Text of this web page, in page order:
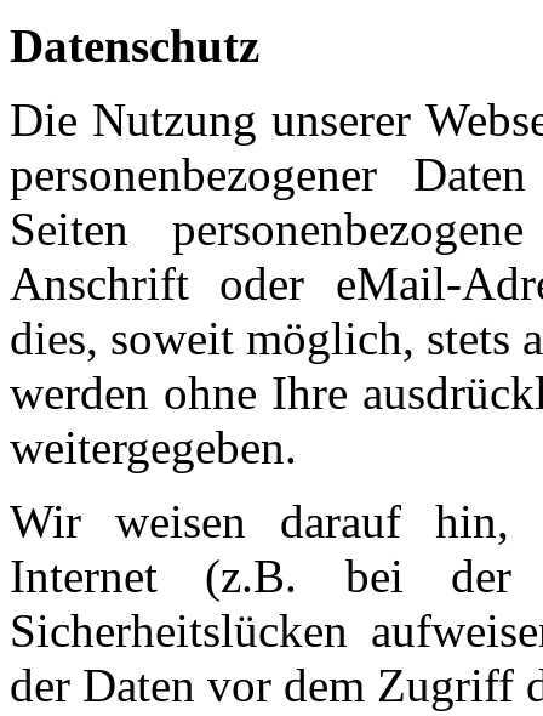
Datenschutz
Die Nutzung unserer
personenbezogener
Seiten
Anschrift oder eMail-
dies, soweit möglich, stets
werden ohne Ihre
weitergegeben.
Wir weisen darauf hin,
Internet (z.B. bei der
Sicherheitslücken
der Daten vor dem Zugriff